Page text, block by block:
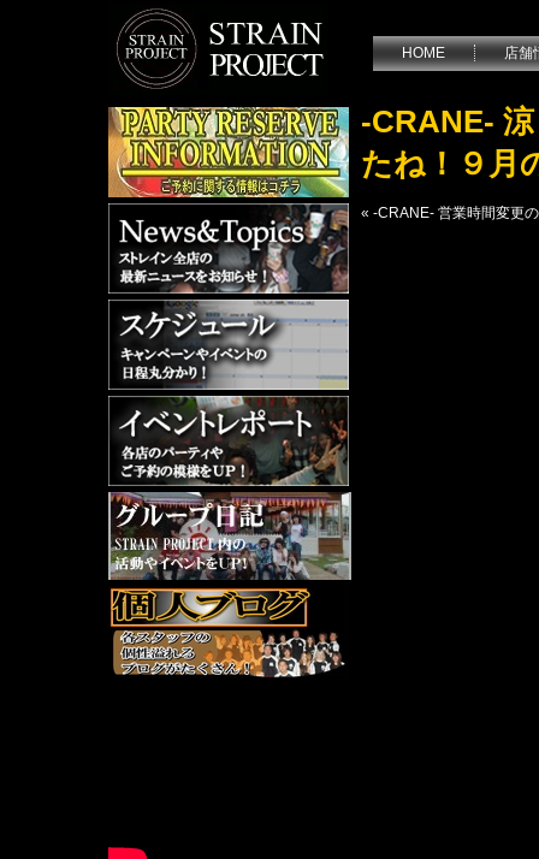
HOME 店舗
-CRANE-
たね！９月
« -CRANE- 営業時間変更